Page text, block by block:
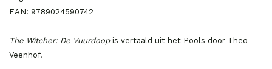
EAN: 9789024590742
The Witcher: De Vuurdoop is vertaald uit het Pools door Theo
Veenhof.